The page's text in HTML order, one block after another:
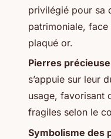
privilégié pour sa
patrimoniale,
plaqué or.
Pierres
s’appuie sur leur
usage, favorisant
fragiles selon le
Symbolisme des